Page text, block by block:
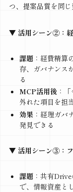
つ、提案品質を同じ
▼ 活用シーン②：経
課題：経費精算
存、ガバナンス
る
MCP活用後：「
外れた項目を担
効果：経理ガバ
発見できる
▼ 活用シーン③：フ
課題：共有Drive
で、情報資産と